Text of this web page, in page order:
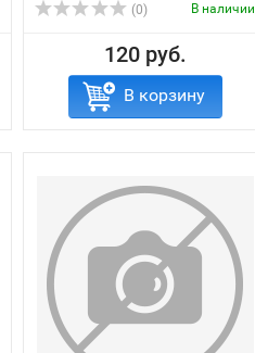
(0) В наличии
120 руб.
В корзину